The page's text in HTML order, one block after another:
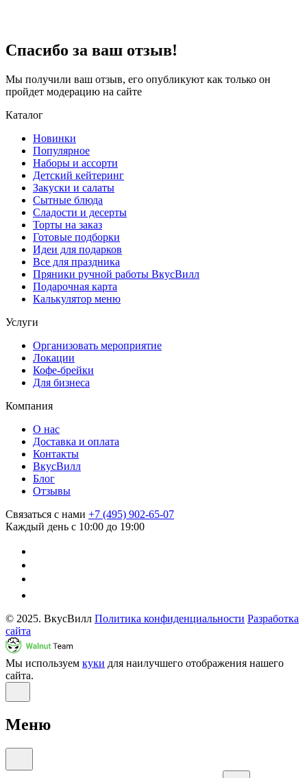
Спасибо за ваш отзыв!
Мы получили ваш отзыв, его опубликуют как только он
пройдет модерацию на сайте
Каталог
Новинки
Популярное
Наборы и ассорти
Детский кейтеринг
Закуски и салаты
Сытные блюда
Сладости и десерты
Торты на заказ
Готовые подборки
Идеи для подарков
Все для праздника
Пряники ручной работы ВкусВилл
Подарочная карта
Калькулятор меню
Услуги
Организовать мероприятие
Локации
Кофе-брейки
Для бизнеса
Компания
О нас
Доставка и оплата
Контакты
ВкусВилл
Блог
Отзывы
Связаться с нами +7 (495) 902-65-07
Каждый день с 10:00 до 19:00
© 2025. ВкусВилл Политика конфиденциальности Разработка
сайта
Мы используем куки для наилучшего отображения нашего
сайта.
Меню